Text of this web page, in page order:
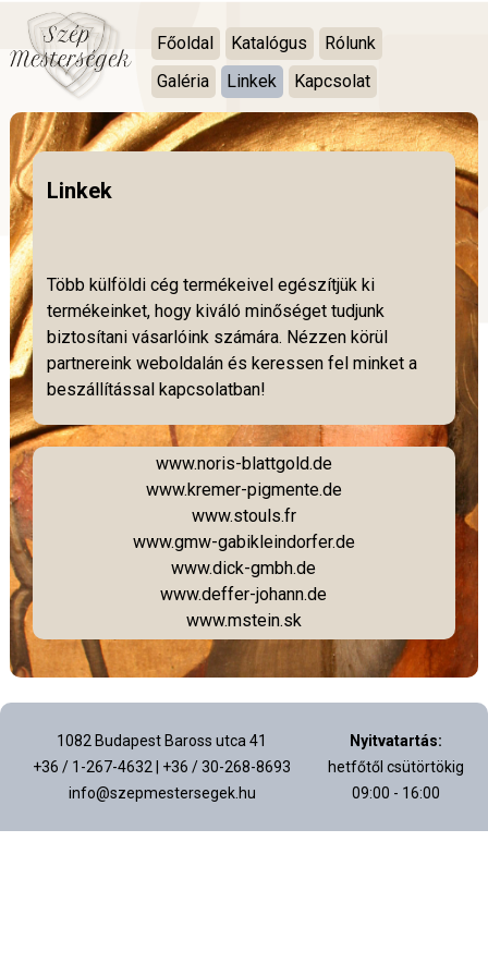
Főoldal Katalógus
Rólunk
Galéria
Linkek Kapcsolat
Linkek
Több külföldi cég termékeivel egészítjük ki
termékeinket, hogy kiváló minőséget tudjunk
biztosítani vásarlóink számára. Nézzen körül
partnereink weboldalán és keressen fel minket a
beszállítással kapcsolatban!
www.noris-blattgold.de
www.kremer-pigmente.de
www.stouls.fr
www.gmw-gabikleindorfer.de
www.dick-gmbh.de
www.deffer-johann.de
www.mstein.sk
1082 Budapest Baross utca 41
+36 / 1-267-4632 | +36 / 30-268-8693
info@szepmestersegek.hu
Nyitvatartás:
hetfőtől csütörtökig
09:00 - 16:00